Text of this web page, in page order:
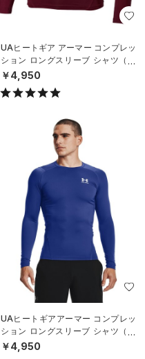
UAヒートギア アーマー コンプレッ
ション ロングスリーブ シャツ（ト
レーニング/MEN）
￥4,950
UAヒートギアアーマー コンプレッ
ション ロングスリーブ シャツ（ト
レーニング/MEN）
￥4,950